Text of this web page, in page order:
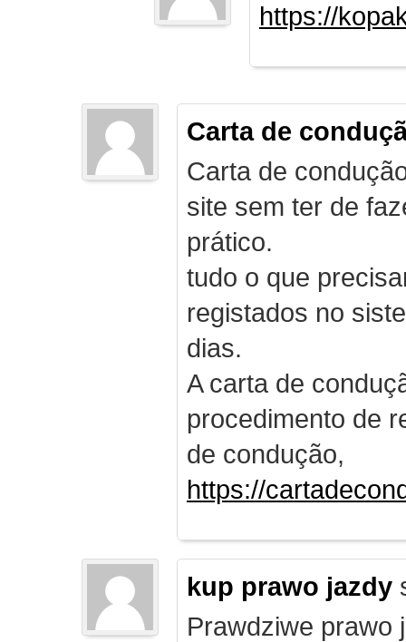
https://
Carta de
Carta de
site sem ter de
prático.
tudo o que
registados no
dias.
A carta de
procedimento de
de condução,
https://
kup prawo jazdy
Prawdziwe prawo